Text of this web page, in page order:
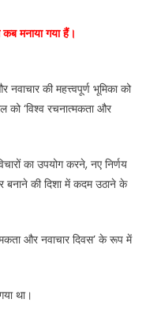
मनाया गया हैं।
की महत्त्वपूर्ण भूमिका को
को ‘विश्व रचनात्मकता और
का उपयोग करने, नए निर्णय
की दिशा में कदम उठाने के
और नवाचार दिवस’ के रूप में
था।